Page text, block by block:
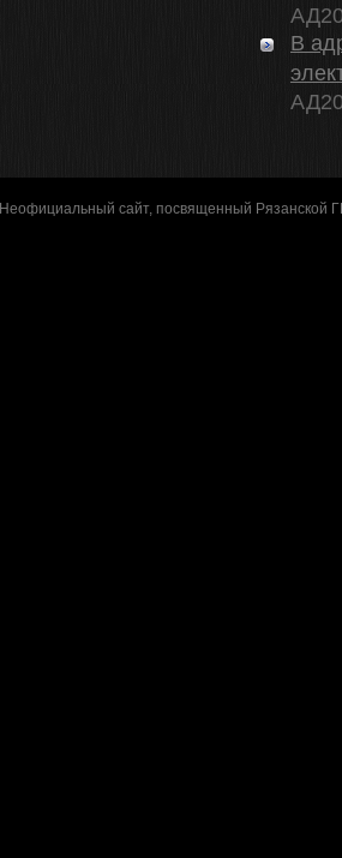
В
Неофициальный сайт, посвященный